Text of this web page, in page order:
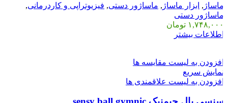
, ابزار ماساژ, ماساژور دستی,فیزیوتراپی و کاردرمانی,
دستی
تومان
بیشتر
به لیست مقایسه ها
سریع
به لیست علاقمندی ها